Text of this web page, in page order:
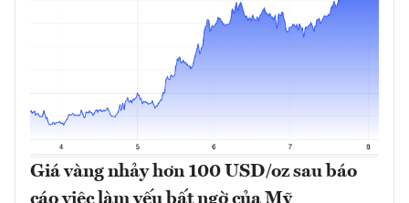
Giá vàng nhảy hơn 100 USD/oz sau báo
cáo việc làm yếu bất ngờ của Mỹ